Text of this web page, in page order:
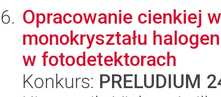
Opracowanie cienkiej
monokryształu
w fotodetektorach
Konkurs: PRELUDIUM